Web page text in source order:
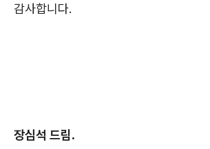
감사합니다.
장심석 드림.